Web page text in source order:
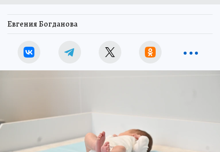
Евгения Богданова